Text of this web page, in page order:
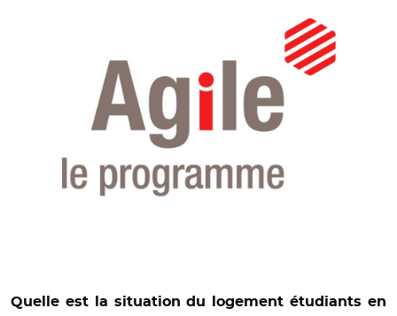
Quelle est la situation du logement étudiants en